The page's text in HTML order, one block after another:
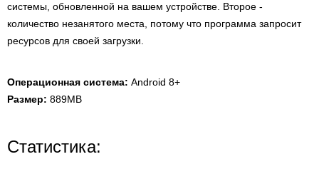
системы, обновленной на вашем устройстве. Второе -
количество незанятого места, потому что программа запросит
ресурсов для своей загрузки.
Операционная система: Android 8+
Размер: 889MB
Статистика: